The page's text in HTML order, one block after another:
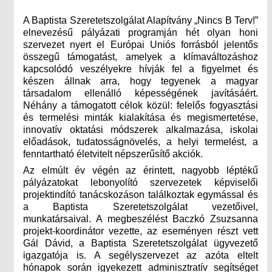
A Baptista Szeretetszolgálat Alapítvány „Nincs B Terv!”
elnevezésű pályázati programján hét olyan honi
szervezet nyert el Európai Uniós forrásból jelentős
összegű támogatást, amelyek a klímaváltozáshoz
kapcsolódó veszélyekre hívják fel a figyelmet és
készen állnak arra, hogy tegyenek a magyar
társadalom ellenálló képességének javításáért.
Néhány a támogatott célok közül: felelős fogyasztási
és termelési minták kialakítása és megismertetése,
innovatív oktatási módszerek alkalmazása, iskolai
előadások, tudatosságnövelés, a helyi termelést, a
fenntartható életvitelt népszerűsítő akciók.
Az elmúlt év végén az érintett, nagyobb léptékű
pályázatokat lebonyolító szervezetek képviselői
projektindító tanácskozáson találkoztak egymással és
a Baptista Szeretetszolgálat vezetőivel,
munkatársaival. A megbeszélést Baczkó Zsuzsanna
projekt-koordinátor vezette, az eseményen részt vett
Gál Dávid, a Baptista Szeretetszolgálat ügyvezető
igazgatója is. A segélyszervezet az azóta eltelt
hónapok során igyekezett adminisztratív segítséget